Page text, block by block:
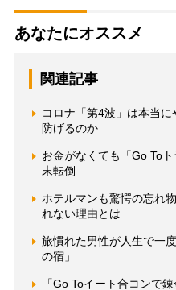
あなたにオススメ
関連記事
コロナ「第4波」は本当
防げるのか
お金がなくても「Go To
末転倒
ホテルマンも驚愕の忘れ
れない理由とは
旅慣れた男性が人生で一
の宿」
「Go Toイート合コンで